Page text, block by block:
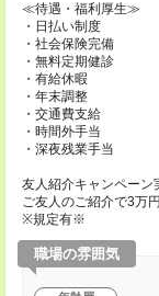
≪待遇・福利厚生≫
・日払い制度
・社会保険完備
・無料定期健診
・有給休暇
・年末調整
・交通費支給
・時間外手当
・深夜残業手当
友人紹介キャンペーン
ご友人のご紹介で3万
※規定有※
職場の雰囲気